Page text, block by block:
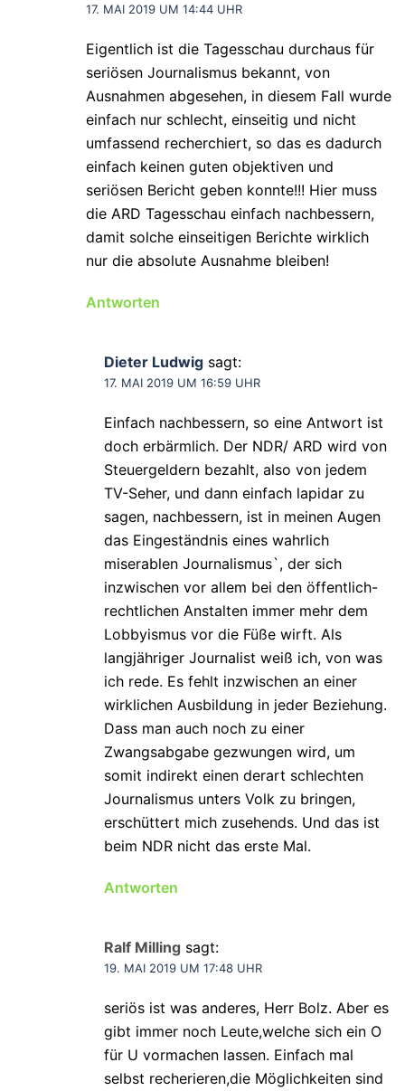
17. MAI 2019 UM 14:44 UHR
Eigentlich ist die Tagesschau durchaus für
seriösen Journalismus bekannt, von
Ausnahmen abgesehen, in diesem Fall wurde
einfach nur schlecht, einseitig und nicht
umfassend recherchiert, so das es dadurch
einfach keinen guten objektiven und
seriösen Bericht geben konnte!!! Hier muss
die ARD Tagesschau einfach nachbessern,
damit solche einseitigen Berichte wirklich
nur die absolute Ausnahme bleiben!
Antworten
Dieter Ludwig sagt:
17. MAI 2019 UM 16:59 UHR
Einfach nachbessern, so eine Antwort ist
doch erbärmlich. Der NDR/ ARD wird von
Steuergeldern bezahlt, also von jedem
TV-Seher, und dann einfach lapidar zu
sagen, nachbessern, ist in meinen Augen
das Eingeständnis eines wahrlich
miserablen Journalismus`, der sich
inzwischen vor allem bei den öffentlich-
rechtlichen Anstalten immer mehr dem
Lobbyismus vor die Füße wirft. Als
langjähriger Journalist weiß ich, von was
ich rede. Es fehlt inzwischen an einer
wirklichen Ausbildung in jeder Beziehung.
Dass man auch noch zu einer
Zwangsabgabe gezwungen wird, um
somit indirekt einen derart schlechten
Journalismus unters Volk zu bringen,
erschüttert mich zusehends. Und das ist
beim NDR nicht das erste Mal.
Antworten
Ralf Milling sagt:
19. MAI 2019 UM 17:48 UHR
seriös ist was anderes, Herr Bolz. Aber es
gibt immer noch Leute,welche sich ein O
für U vormachen lassen. Einfach mal
selbst recherieren,die Möglichkeiten sind